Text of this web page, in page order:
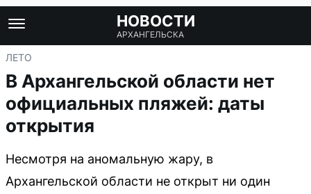
НОВОСТИ
АРХАНГЕЛЬСКА
ЛЕТО
В Архангельской области нет
официальных пляжей: даты
открытия
Несмотря на аномальную жару, в
Архангельской области не открыт ни один